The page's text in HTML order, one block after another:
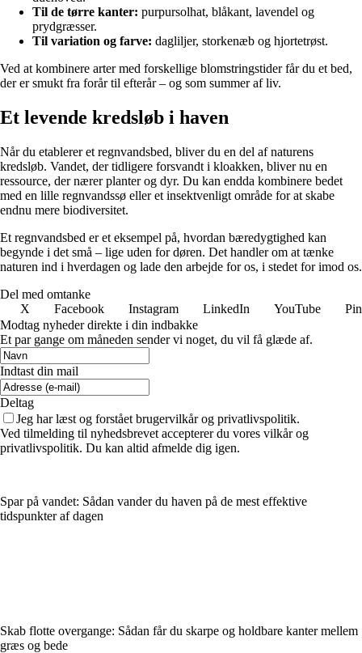
Til de tørre kanter: purpursolhat, blåkant, lavendel og
prydgræsser.
Til variation og farve: dagliljer, storkenæb og hjortetrøst.
Ved at kombinere arter med forskellige blomstringstider får du et bed,
der er smukt fra forår til efterår – og som summer af liv.
Et levende kredsløb i haven
Når du etablerer et regnvandsbed, bliver du en del af naturens
kredsløb. Vandet, der tidligere forsvandt i kloakken, bliver nu en
ressource, der nærer planter og dyr. Du kan endda kombinere bedet
med en lille regnvandssø eller et insektvenligt område for at skabe
endnu mere biodiversitet.
Et regnvandsbed er et eksempel på, hvordan bæredygtighed kan
begynde i det små – lige uden for døren. Det handler om at tænke
naturen ind i hverdagen og lade den arbejde for os, i stedet for imod os.
Del med omtanke
X
Facebook Instagram LinkedIn YouTube
Modtag nyheder direkte i din indbakke
Et par gange om måneden sender vi noget, du vil få glæde af.
Indtast din mail
Deltag
Jeg har læst og forstået brugervilkår og privatlivspolitik.
Ved tilmelding til nyhedsbrevet accepterer du vores vilkår og
privatlivspolitik. Du kan altid afmelde dig igen.
Spar på vandet: Sådan vander du haven på de mest effektive
tidspunkter af dagen
Skab flotte overgange: Sådan får du skarpe og holdbare kanter mellem
græs og bede